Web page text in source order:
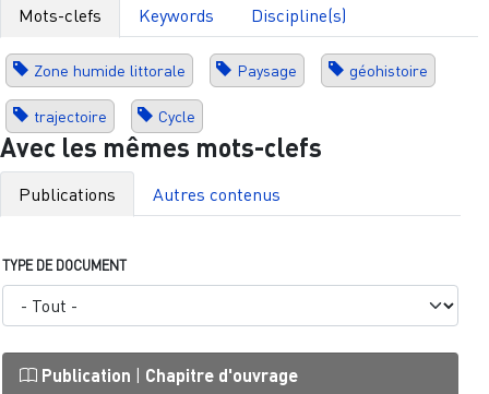
Mots-clefs Keywords Discipline(s)
Zone humide littorale Paysage géohistoire
trajectoire Cycle
Avec les mêmes mots-clefs
Publications Autres contenus
TYPE DE DOCUMENT
Publication | Chapitre d'ouvrage